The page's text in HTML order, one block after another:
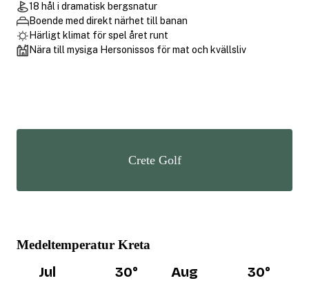
18 hål i dramatisk bergsnatur
Boende med direkt närhet till banan
Härligt klimat för spel året runt
Nära till mysiga Hersonissos för mat och kvällsliv
Crete Golf
Medeltemperatur Kreta
Jul 30° Aug 30°